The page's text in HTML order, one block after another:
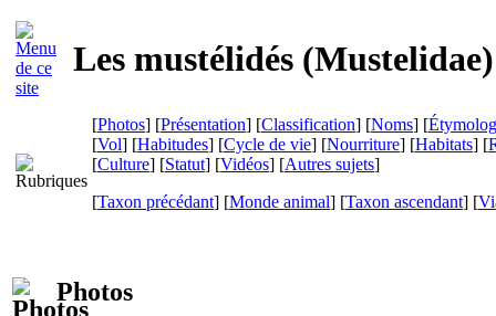
Les mustélidés (Mustelidae)
[Photos] [Présentation] [Classification] [Noms] [
[Vol] [Habitudes] [Cycle de vie] [Nourriture] [Habitats] [
[Culture] [Statut] [Vidéos] [Autres sujets]
[Taxon précédant] [Monde animal] [Taxon ascendant] [
Photos